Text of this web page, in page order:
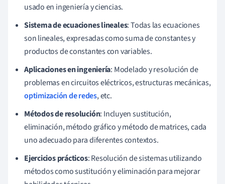
usado en ingeniería y ciencias.
Sistema de ecuaciones lineales: Todas las ecuaciones
son lineales, expresadas como suma de constantes y
productos de constantes con variables.
Aplicaciones en ingeniería: Modelado y resolución de
problemas en circuitos eléctricos, estructuras mecánicas,
optimización de redes, etc.
Métodos de resolución: Incluyen sustitución,
eliminación, método gráfico y método de matrices, cada
uno adecuado para diferentes contextos.
Ejercicios prácticos: Resolución de sistemas utilizando
métodos como sustitución y eliminación para mejorar